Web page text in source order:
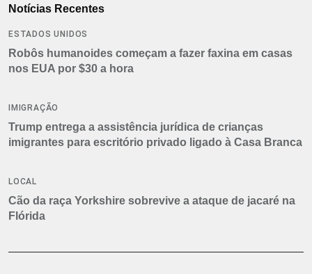
Notícias Recentes
ESTADOS UNIDOS
Robôs humanoides começam a fazer faxina em casas
nos EUA por $30 a hora
IMIGRAÇÃO
Trump entrega a assistência jurídica de crianças
imigrantes para escritório privado ligado à Casa Branca
LOCAL
Cão da raça Yorkshire sobrevive a ataque de jacaré na
Flórida